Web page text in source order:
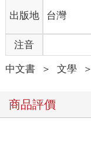
四十歲的我看起來很
不是拍攝一支影片？
因為印刷過的紙張是
同化，但是出書就是
這些文字都是我一字
不是加以表情或聲線
文字是一種難以想像
本書裡的照片，彌補
沒有當藝人的這些年
出版地 台灣
注音
中文書 ＞ 文學 ＞
商品評價